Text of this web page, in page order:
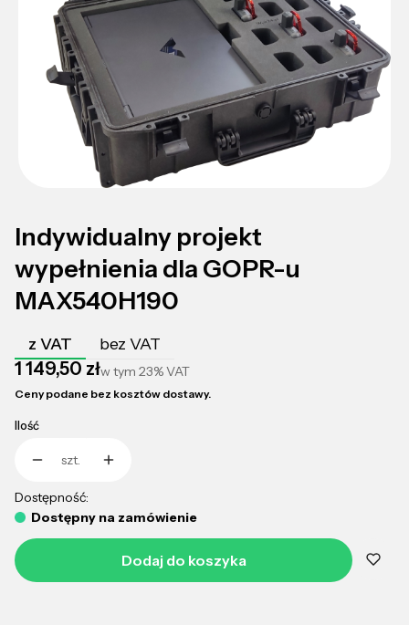
Indywidualny projekt
wypełnienia dla GOPR-u
MAX540H190
z VAT bez VAT
Cena
1 149,50 złw tym 23%VAT
Ceny podane bez kosztów dostawy.
Ilość
szt.
Dostępność:
Dostępny na zamówienie
Dodaj do koszyka